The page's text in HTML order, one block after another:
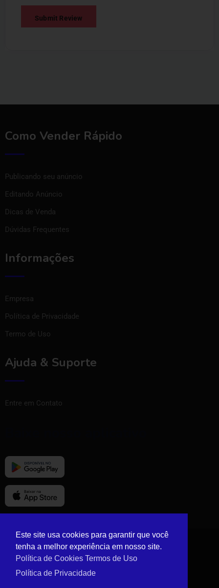
Como Vender Rápido
Publicando seu anúncio
Editando Anúncio
Dicas de Venda
Dúvidas Frequentes
Informações
Empresa
Política de Privacidade
Termo de Uso
Ajuda & Suporte
Entre em Contato
© Copyright Vizinho Tem 2024.
Este site usa cookies para garantir que você
tenha a melhor experiência em nosso site.
Política de Cookies Termos de Uso
Política de Privacidade